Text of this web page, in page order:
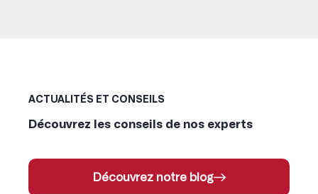
ACTUALITÉS ET CONSEILS
Découvrez les conseils de nos experts
Découvrez notre blog